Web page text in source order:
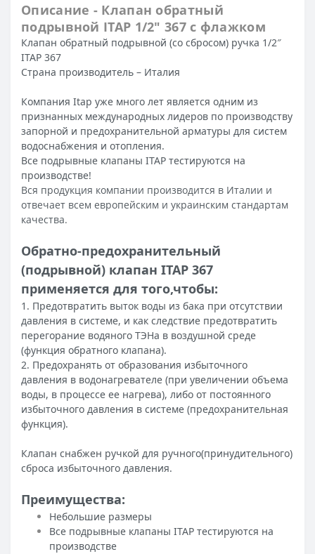
Описание - Клапан обратный
подрывной ITAP 1/2″ 367 с флажком
Клапан обратный подрывной (со сбросом) ручка 1/2″
ITAP 367
Страна производитель – Италия
Компания Itap уже много лет является одним из
признанных международных лидеров по производству
запорной и предохранительной арматуры для систем
водоснабжения и отопления.
Все подрывные клапаны ITAP тестируются на
производстве!
Вся продукция компании производится в Италии и
отвечает всем европейским и украинским стандартам
качества.
Обратно-предохранительный
(подрывной) клапан ITAP 367
применяется для того,чтобы:
1. Предотвратить выток воды из бака при отсутствии
давления в системе, и как следствие предотвратить
перегорание водяного ТЭНа в воздушной среде
(функция обратного клапана).
2. Предохранять от образования избыточного
давления в водонагревателе (при увеличении объема
воды, в процессе ее нагрева), либо от постоянного
избыточного давления в системе (предохранительная
функция).
Клапан снабжен ручкой для ручного(принудительного)
сброса избыточного давления.
Преимущества:
Небольшие размеры
Все подрывные клапаны ITAP тестируются на
производстве